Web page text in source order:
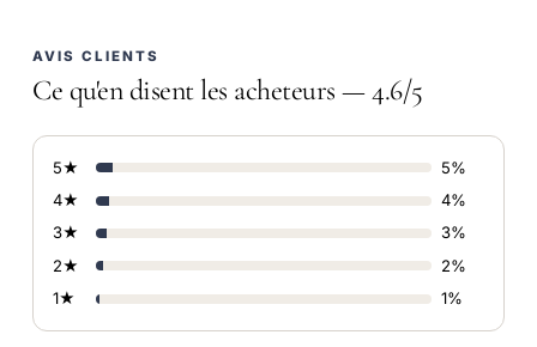
AVIS CLIENTS
Ce qu'en disent les acheteurs — 4.6/5
5★
5%
4★
4%
3★
3%
2★
2%
1★
1%